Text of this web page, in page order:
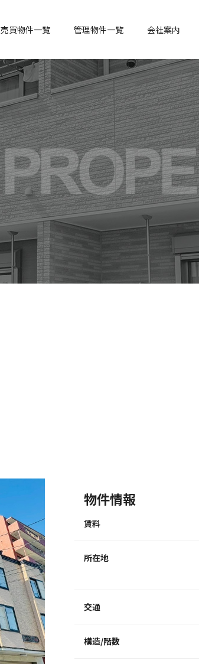
売買物件一覧 管理物件一覧 会社案内
物件情報
賃料
所在地
交通
構造/階数